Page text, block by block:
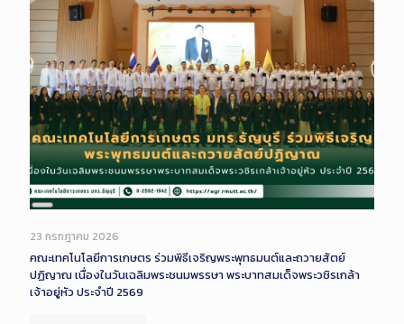
Long
Description
23 กรกฎาคม 2026
คณะเทคโนโลยีการเกษตร ร่วมพิธีเจริญพระพุทธมนต์และถวายสัตย์
ปฏิญาณ เนื่องในวันเฉลิมพระชนมพรรษา พระบาทสมเด็จพระวชิรเกล้า
เจ้าอยู่หัว ประจำปี 2569